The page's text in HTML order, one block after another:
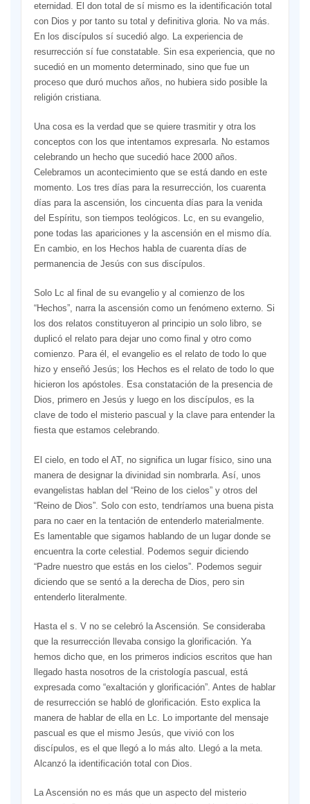
eternidad. El don total de sí mismo es la identificación total
con Dios y por tanto su total y definitiva gloria. No va más.
En los discípulos sí sucedió algo. La experiencia de
resurrección sí fue constatable. Sin esa experiencia, que no
sucedió en un momento determinado, sino que fue un
proceso que duró muchos años, no hubiera sido posible la
religión cristiana.
Una cosa es la verdad que se quiere trasmitir y otra los
conceptos con los que intentamos expresarla. No estamos
celebrando un hecho que sucedió hace 2000 años.
Celebramos un acontecimiento que se está dando en este
momento. Los tres días para la resurrección, los cuarenta
días para la ascensión, los cincuenta días para la venida
del Espíritu, son tiempos teológicos. Lc, en su evangelio,
pone todas las apariciones y la ascensión en el mismo día.
En cambio, en los Hechos habla de cuarenta días de
permanencia de Jesús con sus discípulos.
Solo Lc al final de su evangelio y al comienzo de los
“Hechos”, narra la ascensión como un fenómeno externo. Si
los dos relatos constituyeron al principio un solo libro, se
duplicó el relato para dejar uno como final y otro como
comienzo. Para él, el evangelio es el relato de todo lo que
hizo y enseñó Jesús; los Hechos es el relato de todo lo que
hicieron los apóstoles. Esa constatación de la presencia de
Dios, primero en Jesús y luego en los discípulos, es la
clave de todo el misterio pascual y la clave para entender la
fiesta que estamos celebrando.
El cielo, en todo el AT, no significa un lugar físico, sino una
manera de designar la divinidad sin nombrarla. Así, unos
evangelistas hablan del “Reino de los cielos” y otros del
“Reino de Dios”. Solo con esto, tendríamos una buena pista
para no caer en la tentación de entenderlo materialmente.
Es lamentable que sigamos hablando de un lugar donde se
encuentra la corte celestial. Podemos seguir diciendo
“Padre nuestro que estás en los cielos”. Podemos seguir
diciendo que se sentó a la derecha de Dios, pero sin
entenderlo literalmente.
Hasta el s. V no se celebró la Ascensión. Se consideraba
que la resurrección llevaba consigo la glorificación. Ya
hemos dicho que, en los primeros indicios escritos que han
llegado hasta nosotros de la cristología pascual, está
expresada como “exaltación y glorificación”. Antes de hablar
de resurrección se habló de glorificación. Esto explica la
manera de hablar de ella en Lc. Lo importante del mensaje
pascual es que el mismo Jesús, que vivió con los
discípulos, es el que llegó a lo más alto. Llegó a la meta.
Alcanzó la identificación total con Dios.
La Ascensión no es más que un aspecto del misterio